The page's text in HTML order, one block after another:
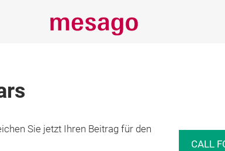
Sie jetzt Ihren Beitrag für den
CALL